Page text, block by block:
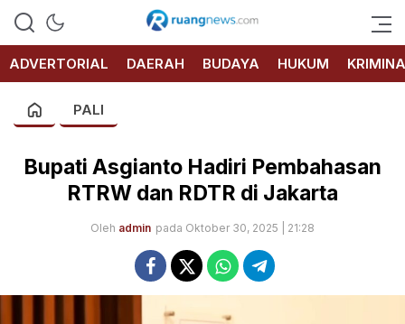
RUANG
NEWS
ADVERTORIAL
DAERAH BUDAYA HUKUM
PALI
Bupati Asgianto Hadiri Pembahasan
RTRW dan RDTR di Jakarta
Oleh admin pada Oktober 30, 2025 | 21:28